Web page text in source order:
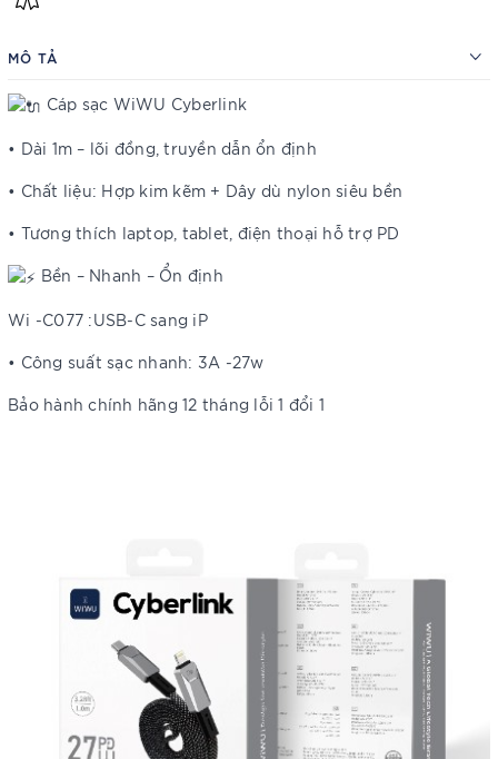
MÔ TẢ
Cáp sạc WiWU Cyberlink
• Dài 1m – lõi đồng, truyền dẫn ổn định
• Chất liệu: Hợp kim kẽm + Dây dù nylon siêu bền
• Tương thích laptop, tablet, điện thoại hỗ trợ PD
Bền – Nhanh – Ổn định
Wi -C077 :USB-C sang iP
• Công suất sạc nhanh: 3A -27w
Bảo hành chính hãng 12 tháng lỗi 1 đổi 1